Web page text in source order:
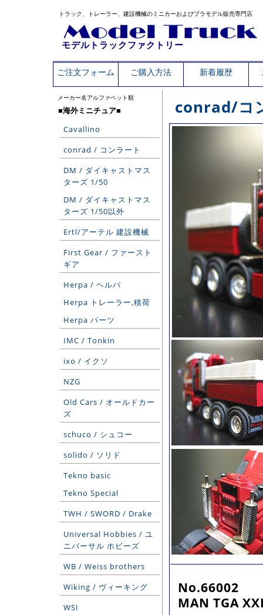
トラック、トレーラー、建設機械のミニカーおよびプラモデル販売専門店
モデルトラックファクトリー
ご注文フォーム ご購入方法 新着履歴
メーカー名アルファベット順
■海外ミニチュア■
Cavallino
conrad / コンラート
DM / ダイキャストマス
ターズ 1/50
DM / ダイキャストマス
ターズ 1/50以外
Ertl/アーテル 建設機械
First Gear / ファースト
ギア
Herpa / ヘルパ
Herpa トレーラー,積荷
Herpa パーツ
IMC / Tonkin
ixo / イクソ
NZG
Old Cars / オールドカー
ズ
schuco / シュコー
solido / ソリド
Tekno basic
Tekno Special
TWH / SWORD / Drake
Universal Hobbies / ユ
ニバーサル ホビーズ
WB / Weiss brothers
Wiking / ヴィーキング
WSI
conrad/コ
No.66002
MAN TGA